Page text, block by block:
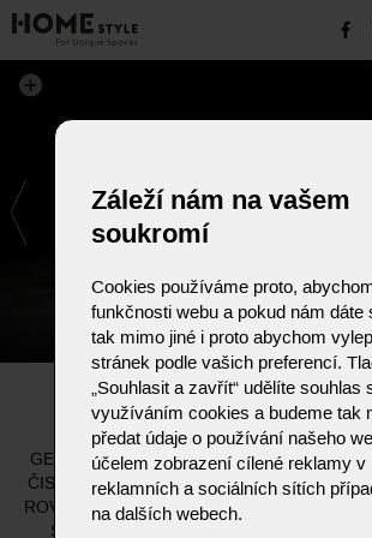
CABALLERO
GENTLEMANSKÝ STYL. SILNÝ
ČISTÝM A JEMNÝM DESIGNEM. KUBICKÝ
ROVNOU LINII, JEMNĚ ČLENĚNOU
SPECIÁLNÍ KONSTRUKCÍ PODRUČEK.
Záleží nám na vašem
soukromí
Cookies používáme proto,
funkčnosti webu a pokud nám dáte
tak mimo jiné i proto abychom
stránek podle vašich preferencí.
„Souhlasit a zavřít“ udělíte souhlas
využíváním cookies a budeme tak
předat údaje o používání našeho
účelem zobrazení cílené reklamy v
reklamních a sociálních sítích
na dalších webech.